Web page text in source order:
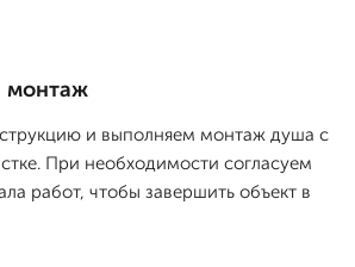
монтаж
и выполняем монтаж душа с
При необходимости согласуем
работ, чтобы завершить объект в